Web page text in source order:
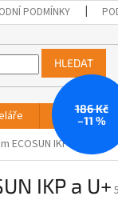
PODMÍNKY
HLEDAT
Sálavé
ECOSUN IKP a U+
IKP a U+
186 Kč
–11 %